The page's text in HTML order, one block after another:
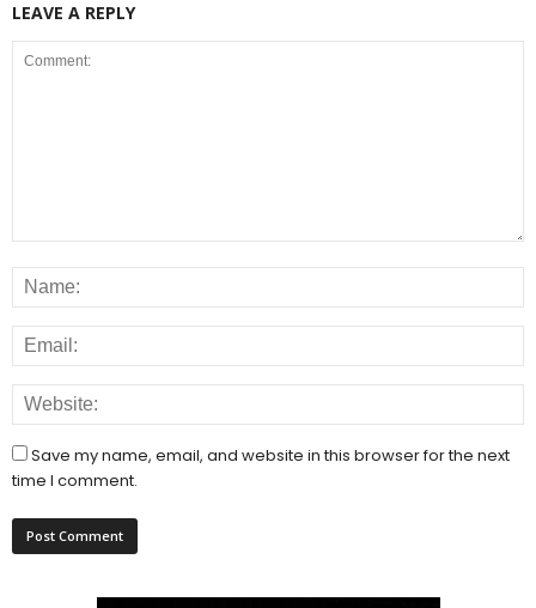
LEAVE A REPLY
Save my name, email, and website in this browser for the next
time I comment.